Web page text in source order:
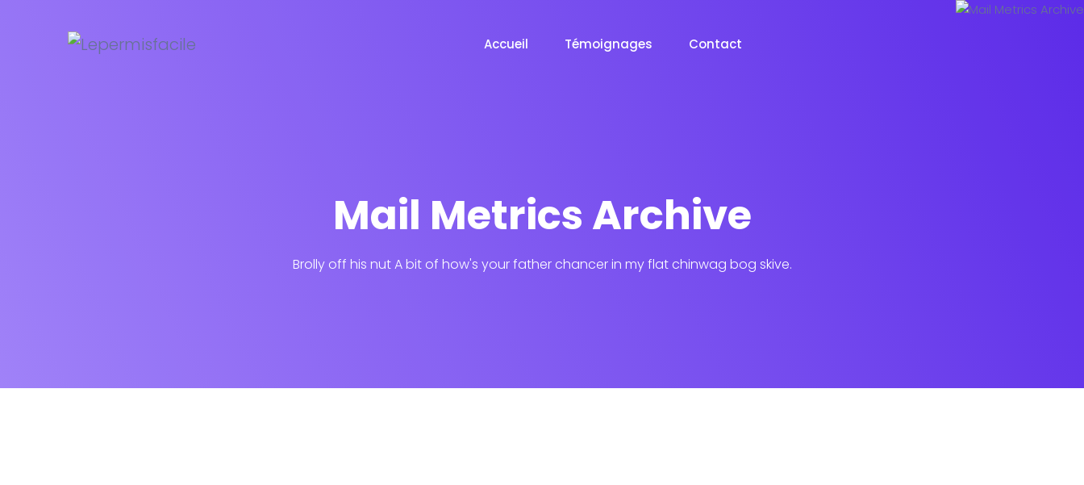
Accueil Témoignages Contact
Mail Metrics Archive
Brolly off his nut A bit of how's your father chancer in my flat chinwag bog skive.